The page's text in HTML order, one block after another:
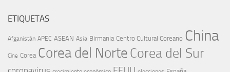
ETIQUETAS
Afganistán APEC ASEAN Asia Birmania Centro Cultural Coreano China
Cine Corea Corea del NorteCorea del Sur